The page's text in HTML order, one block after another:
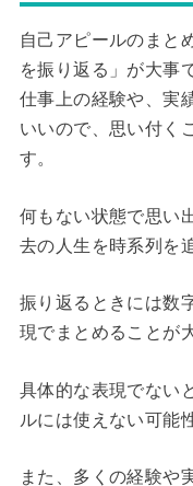
自己アピールのまと
を振り返る」が大事
仕事上の経験や、実
いいので、思い付く
す。
何もない状態で思い
去の人生を時系列を
振り返るときには数
現でまとめることが
具体的な表現でない
ルには使えない可能
また、多くの経験や